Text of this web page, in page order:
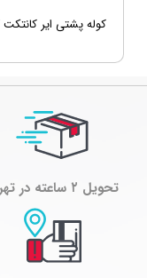
تحویل ۲ ساعته در تهران